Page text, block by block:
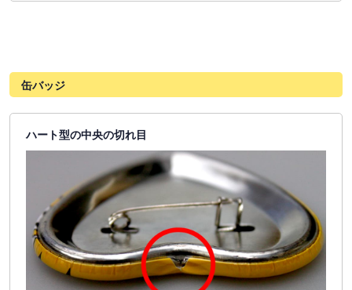
缶バッジ
ハート型の中央の切れ目